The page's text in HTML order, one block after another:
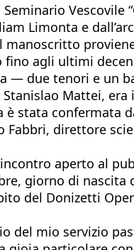
Vescovile
Limonta e
manoscritto
fino agli ultimi
— due tenori e un
Mattei,
è stata confermata
Fabbri, direttore
aperto al
giorno di nascita
del Donizetti
del mio servizio